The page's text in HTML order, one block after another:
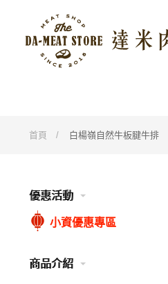
首頁 白楊嶺自然牛板腱牛排
優惠活動
小資優惠專區
商品介紹